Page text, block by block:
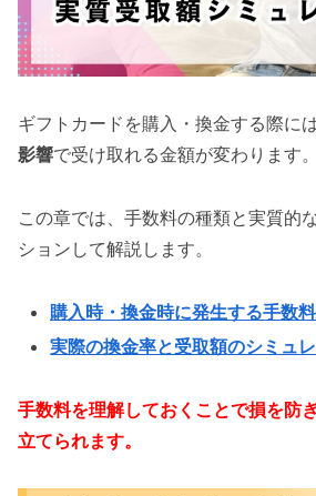
ギフトカードを購入・換金する際には
影響で受け取れる金額が変わります。
この章では、手数料の種類と実質的
ションして解説します。
購入時・換金時に発生する手数
実際の換金率と受取額のシミュ
手数料を理解しておくことで損を防
立てられます。